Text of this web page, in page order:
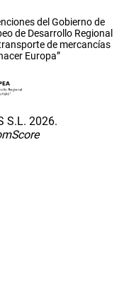
del Gobierno de
de Desarrollo Regional
de mercancías
Europa”
S.L. 2026.